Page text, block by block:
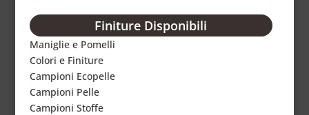
Finiture Disponibili
Maniglie e Pomelli
Colori e Finiture
Campioni Ecopelle
Campioni Pelle
Campioni Stoffe